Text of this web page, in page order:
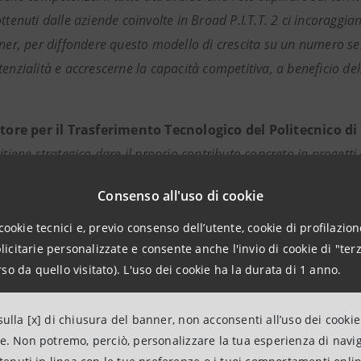
Consenso all'uso di cookie
tecnici e, previo consenso dell’utente, cookie di
personalizzate e consente anche l'invio di cookie di
da quello visitato). L'uso dei cookie ha la durata di 1 anno.
[x] di chiusura del banner, non acconsenti all’uso dei
Non potremo, perciò, personalizzare la tua esperienza di
dalle aziende coinvolte in Broad P.I.T.T. 2 ci
per diffondere questo modello di crescita su un numero
e accrescerne la capacità competitiva, a beneficio
per il Trasferimento Tecnologico del Politecnico
strategico dare il proprio contributo concreto in
disposizione in modo nuovo le competenze e le
questa direzione, di concerto con gli altri soggetti chiave
il determinante contributo dei giovani ricercatori e
sempre più di essere determinanti nel generare
riferimento nei prossimi anni".
preso parte con grande entusiasmo al progetto, mettendo
aziende"ha dichiaratoBeppe Pedone, Partner di